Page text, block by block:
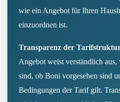
wie ein Angebot für Ihren
einzuordnen ist.
Transparenz der
Angebot weist verständlich aus,
sind, ob Boni vorgesehen sind
Bedingungen der Tarif gilt.